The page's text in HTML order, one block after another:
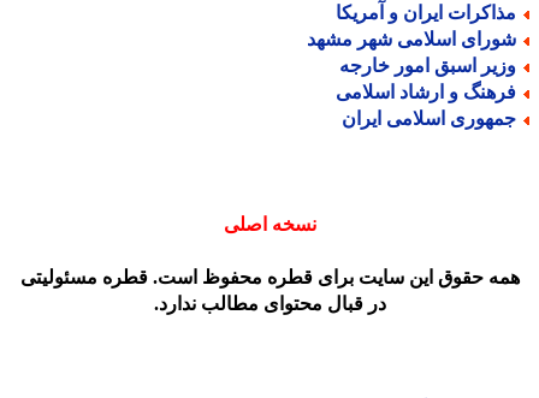
ایران و آمریکا
اسلامی شهر مشهد
اسبق امور خارجه
و ارشاد اسلامی
اسلامی ایران
نسخه اصلی
حقوق این سایت برای قطره محفوظ است. قطره مسئولیتی
در قبال محتوای مطالب ندارد.